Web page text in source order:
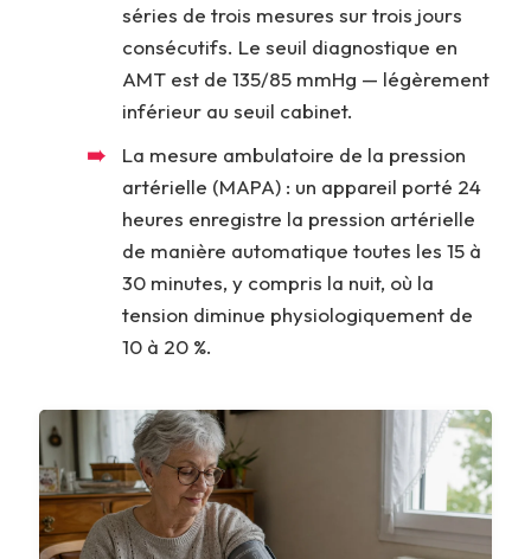
séries de trois mesures sur trois jours
consécutifs. Le seuil diagnostique en
AMT est de 135/85 mmHg — légèrement
inférieur au seuil cabinet.
La mesure ambulatoire de la pression
artérielle (MAPA) : un appareil porté 24
heures enregistre la pression artérielle
de manière automatique toutes les 15 à
30 minutes, y compris la nuit, où la
tension diminue physiologiquement de
10 à 20 %.